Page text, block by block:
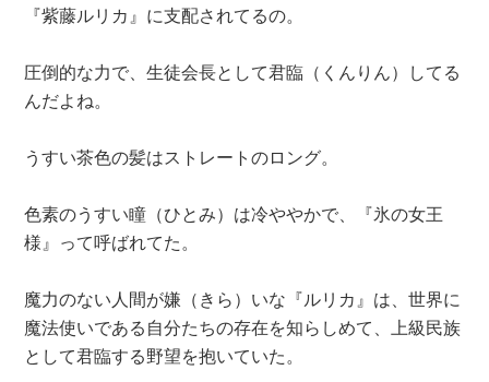
『紫藤ルリカ』に支配されてるの。
圧倒的な力で、生徒会長として君臨（くんりん）してる
んだよね。
うすい茶色の髪はストレートのロング。
色素のうすい瞳（ひとみ）は冷ややかで、『氷の女王
様』って呼ばれてた。
魔力のない人間が嫌（きら）いな『ルリカ』は、世界に
魔法使いである自分たちの存在を知らしめて、上級民族
として君臨する野望を抱いていた。